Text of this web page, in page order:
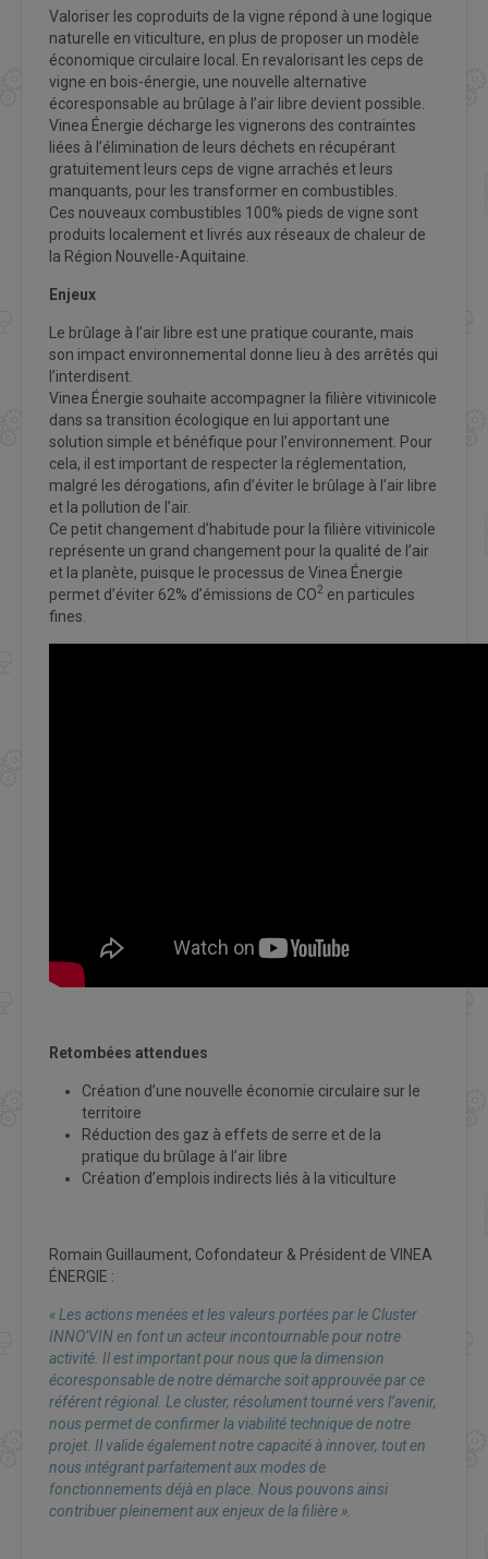
Valoriser les coproduits de la vigne répond à une logique
naturelle en viticulture, en plus de proposer un modèle
économique circulaire local. En revalorisant les ceps de
vigne en bois-énergie, une nouvelle alternative
écoresponsable au brûlage à l’air libre devient possible.
Vinea Énergie décharge les vignerons des contraintes
liées à l’élimination de leurs déchets en récupérant
gratuitement leurs ceps de vigne arrachés et leurs
manquants, pour les transformer en combustibles.
Ces nouveaux combustibles 100% pieds de vigne sont
produits localement et livrés aux réseaux de chaleur de
la Région Nouvelle-Aquitaine.
Enjeux
Le brûlage à l’air libre est une pratique courante, mais
son impact environnemental donne lieu à des arrêtés qui
l’interdisent.
Vinea Énergie souhaite accompagner la filière vitivinicole
dans sa transition écologique en lui apportant une
solution simple et bénéfique pour l’environnement. Pour
cela, il est important de respecter la réglementation,
malgré les dérogations, afin d’éviter le brûlage à l’air libre
et la pollution de l’air.
Ce petit changement d’habitude pour la filière vitivinicole
représente un grand changement pour la qualité de l’air
et la planète, puisque le processus de Vinea Énergie
permet d’éviter 62% d’émissions de CO2 en particules
fines.
Retombées attendues
Création d’une nouvelle économie circulaire sur le
territoire
Réduction des gaz à effets de serre et de la
pratique du brûlage à l’air libre
Création d’emplois indirects liés à la viticulture
Romain Guillaument, Cofondateur & Président de VINEA
ÉNERGIE :
« Les actions menées et les valeurs portées par le Cluster
INNO’VIN en font un acteur incontournable pour notre
activité. Il est important pour nous que la dimension
écoresponsable de notre démarche soit approuvée par ce
référent régional. Le cluster, résolument tourné vers l’avenir,
nous permet de confirmer la viabilité technique de notre
projet. Il valide également notre capacité à innover, tout en
nous intégrant parfaitement aux modes de
fonctionnements déjà en place. Nous pouvons ainsi
contribuer pleinement aux enjeux de la filière ».